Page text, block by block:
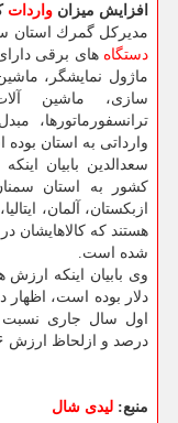
افزایش میزان واردات
مدیركل گمرك استان
دستگاه های برقی
ماژول نمایشگر،
سازی، ماشین
ترانسفورماتورها،
وارداتی به استان بوده
كشور به استان
ازبكستان، آلمان،
هستند كه كالاهایشان
شده است.
دلار بوده است،
درصد و ازلحاظ ارزش ۲۶ درصد افزایش داشته است.
منبع: لیدی شال